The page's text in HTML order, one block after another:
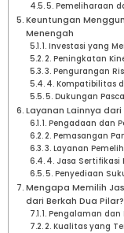
5. Pemeliharaan
Keuntungan
Menengah
1. Investasi yang
2. Peningkatan
3. Pengurangan
4. Kompatibilitas
5. Dukungan
Layanan Lainnya dari
1. Pengadaan dan
2. Pemasangan
3. Layanan
4. Jasa Sertifikasi
5. Penyediaan
Mengapa Memilih
dari Berkah Dua Pilar?
1. Pengalaman dan
2. Kualitas yang